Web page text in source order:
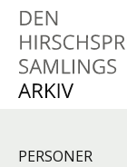
PERSONER